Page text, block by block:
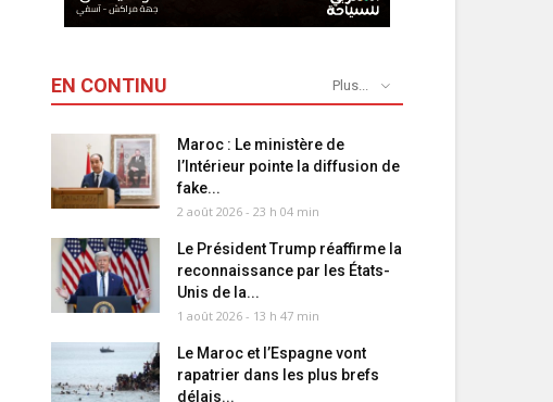
EN CONTINU Plus...
Maroc : Le ministère de
l’Intérieur pointe la diffusion de
fake...
2 août 2026 - 23 h 04 min
Le Président Trump réaffirme la
reconnaissance par les États-
Unis de la...
1 août 2026 - 13 h 47 min
Le Maroc et l’Espagne vont
rapatrier dans les plus brefs
délais...